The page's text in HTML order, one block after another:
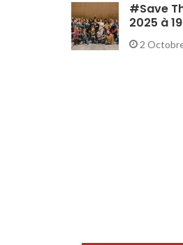
#Save
2025 à
2